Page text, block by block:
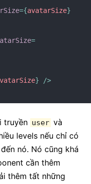
={avatarSize}
=
}
/>
truyền user và
levels nếu chỉ có
nó. Nó cũng khá
cần thêm
thêm tất những